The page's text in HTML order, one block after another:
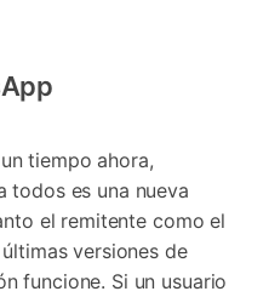
tiempo ahora,
todos es una nueva
el remitente como el
versiones de
funcione. Si un usuario